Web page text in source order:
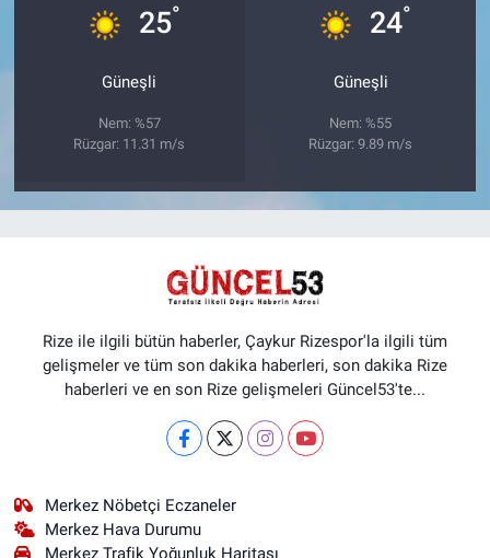
25°
Güneşli
Nem: %57
Rüzgar: 11.31 m/s
24°
Güneşli
Nem: %55
Rüzgar: 9.89 m/s
Rize ile ilgili bütün haberler, Çaykur Rizespor'la ilgili tüm
gelişmeler ve tüm son dakika haberleri, son dakika Rize
haberleri ve en son Rize gelişmeleri Güncel53'te...
Merkez Nöbetçi Eczaneler
Merkez Hava Durumu
Merkez Trafik Yoğunluk Haritası